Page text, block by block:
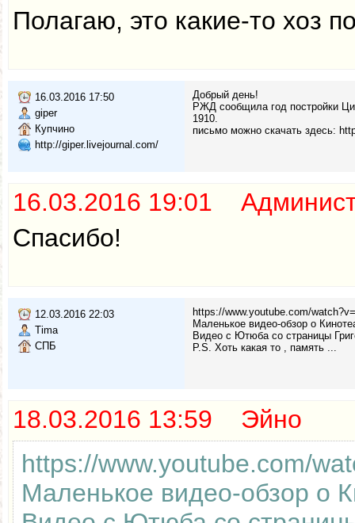
Полагаю, это какие-то хоз
16.03.2016 17:50
giper
Купчино
http://giper.livejournal.com/
Добрый день!
РЖД сообщила год постройки
1910.
письмо можно скачать здесь:
16.03.2016 19:01
Спасибо!
12.03.2016 22:03
Tima
СПБ
https://www.youtube.com/
Маленькое видео-обзор о
Видео с Ютюба со страницы
P.S. Хоть какая то , память ...
18.03.2016 13:59 Эйно
https://www.youtube.com/
Маленькое видео-обзор о